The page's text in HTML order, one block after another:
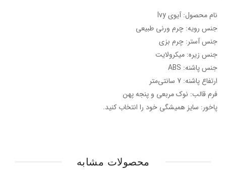
نام محصول: آیوی Ivy
جنس رویه: چرم ورنی طبیعی
جنس آستر: چرم بزی
جنس زیره: میکرولایت
جنس پاشنه: ABS
ارتفاع پاشنه: 7 سانتی‌متر
فرم قالب: نوک مربعی و پنجه پهن
پاخور: سایز همیشگی خود را انتخاب کنید.
محصولات مشابه